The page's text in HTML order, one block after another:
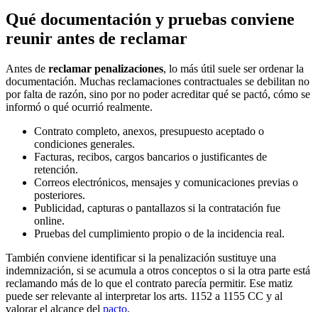
Qué documentación y pruebas conviene
reunir antes de reclamar
Antes de reclamar penalizaciones, lo más útil suele ser ordenar la
documentación. Muchas reclamaciones contractuales se debilitan no
por falta de razón, sino por no poder acreditar qué se pactó, cómo se
informó o qué ocurrió realmente.
Contrato completo, anexos, presupuesto aceptado o
condiciones generales.
Facturas, recibos, cargos bancarios o justificantes de
retención.
Correos electrónicos, mensajes y comunicaciones previas o
posteriores.
Publicidad, capturas o pantallazos si la contratación fue
online.
Pruebas del cumplimiento propio o de la incidencia real.
También conviene identificar si la penalización sustituye una
indemnización, si se acumula a otros conceptos o si la otra parte está
reclamando más de lo que el contrato parecía permitir. Ese matiz
puede ser relevante al interpretar los arts. 1152 a 1155 CC y al
valorar el alcance del pacto.